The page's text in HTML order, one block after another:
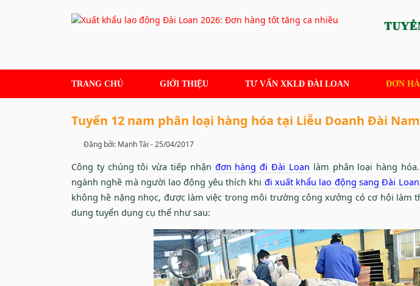
TRANG CHỦ GIỚI THIỆU TƯ VẤN XKLĐ ĐÀI LOAN ĐƠN
Tuyển 12 nam phân loại hàng hóa tại Liễu Doanh Đài Nam
Đăng bởi: Mạnh Tài -25/04/2017
Công ty chúng tôi vừa tiếp nhận đơn hàng đi Đài Loan làm phân loại hàng
ngành nghề mà người lao động yêu thích khi đi xuất khẩu lao động sang Đài Loan
không hề nặng nhọc, được làm việc trong môi trường công xưởng có cơ hội làm
dung tuyển dụng cụ thể như sau: